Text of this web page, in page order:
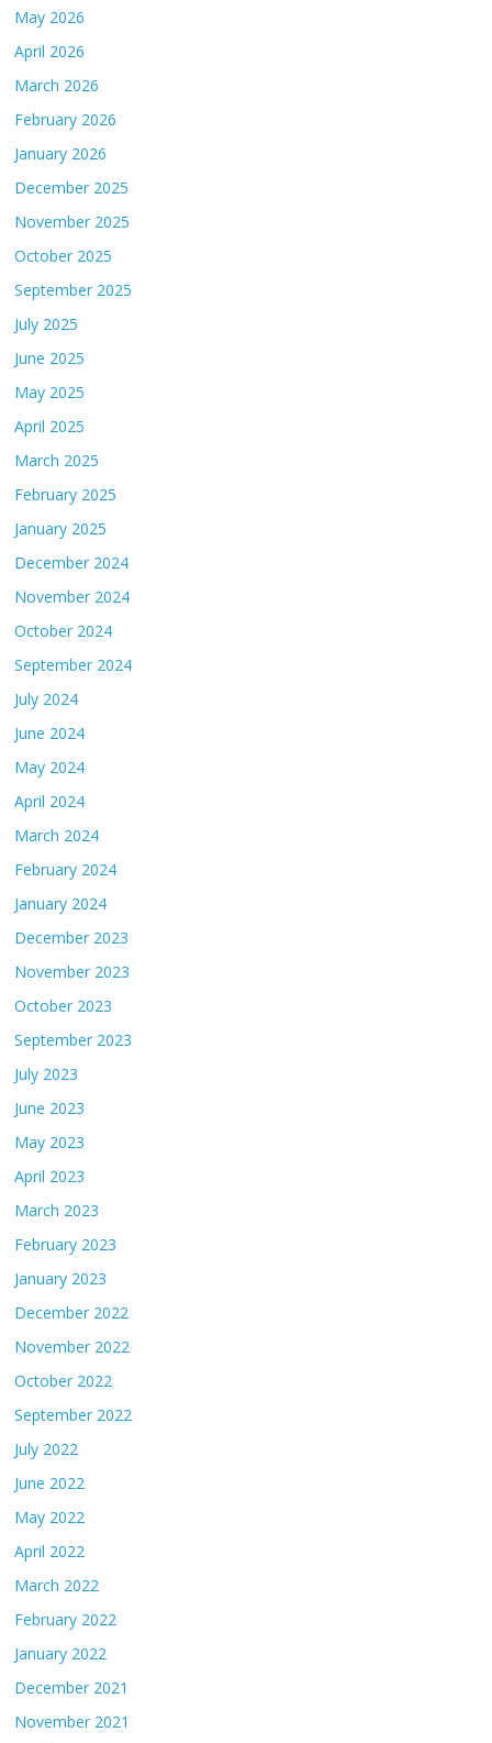
May 2026
April 2026
March 2026
February 2026
January 2026
December 2025
November 2025
October 2025
September 2025
July 2025
June 2025
May 2025
April 2025
March 2025
February 2025
January 2025
December 2024
November 2024
October 2024
September 2024
July 2024
June 2024
May 2024
April 2024
March 2024
February 2024
January 2024
December 2023
November 2023
October 2023
September 2023
July 2023
June 2023
May 2023
April 2023
March 2023
February 2023
January 2023
December 2022
November 2022
October 2022
September 2022
July 2022
June 2022
May 2022
April 2022
March 2022
February 2022
January 2022
December 2021
November 2021